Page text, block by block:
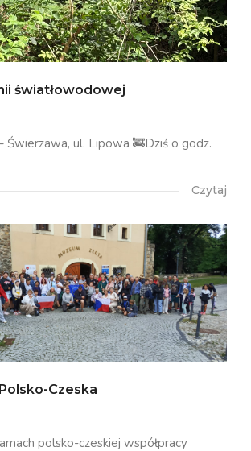
światłowodowej
Świerzawa, ul. Lipowa 🚒Dziś o godz.
Czytaj
Czeska
polsko-czeskiej współpracy